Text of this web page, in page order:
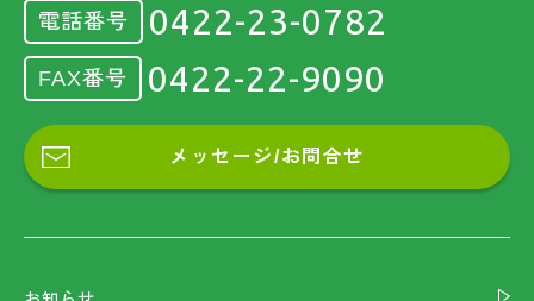
電話番号 0422-23-0782
FAX番号 0422-22-9090
メッセージ/お問合せ